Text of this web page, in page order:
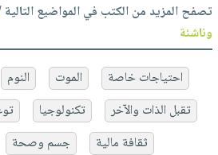
تصفح المزيد من الكتب في المواضيع
وناشئة
احتياجات خاصة الموت النوم
تقبل الذات والآخر
تكنولوجيا
ثقافة مالية
جسم وصحة